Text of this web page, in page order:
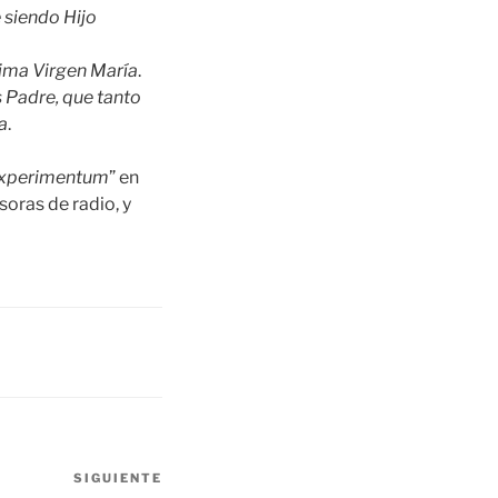
Hijo
Virgen María.
que tanto
.
” en
de radio, y
SIGUIENTE